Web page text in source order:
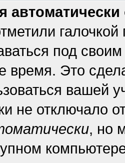
автоматически
галочкой
под
время. Это
вашей
не отключало
, но